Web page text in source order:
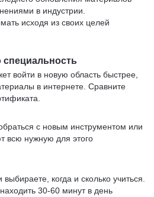
в индустрии.
исходя из своих целей
войти в новую область быстрее,
в интернете. Сравните
с новым инструментом или
всю нужную для этого
когда и сколько учиться.
30-60 минут в день